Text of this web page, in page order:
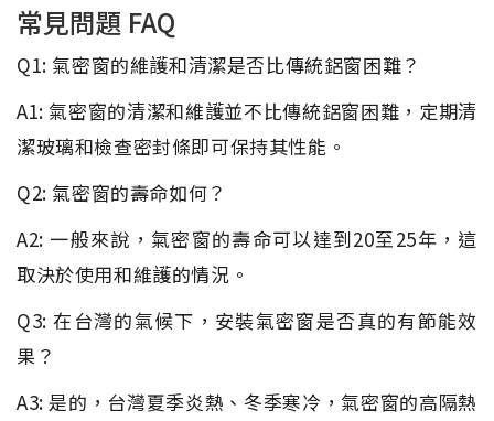
常見問題 FAQ
Q1: 氣密窗的維護和清潔是否比傳統鋁窗困難？
A1: 氣密窗的清潔和維護並不比傳統鋁窗困難，定期清
潔玻璃和檢查密封條即可保持其性能。
Q2: 氣密窗的壽命如何？
A2: 一般來說，氣密窗的壽命可以達到20至25年，這
取決於使用和維護的情況。
Q3: 在台灣的氣候下，安裝氣密窗是否真的有節能效
果？
A3: 是的，台灣夏季炎熱、冬季寒冷，氣密窗的高隔熱